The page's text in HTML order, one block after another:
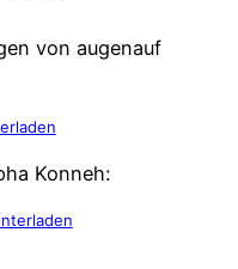
von augenauf
Konneh: